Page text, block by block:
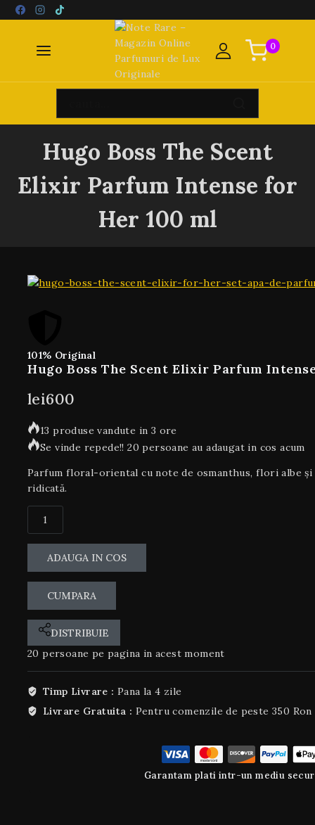
0
Hugo Boss The Scent
Elixir Parfum Intense for
Her 100 ml
101% Original
Hugo Boss The Scent Elixir Parfum
lei600
13 produse vandute in 3 ore
Se vinde repede!! 20 persoane au adaugat in cos acum
Parfum floral-oriental cu note de osmanthus, flori albe și
ridicată.
ADAUGA IN COS
CUMPARA
DISTRIBUIE
20 persoane pe pagina in acest moment
Timp Livrare : Pana la 4 zile
Livrare Gratuita : Pentru comenzile de peste 350 Ron
Garantam plati intr-un mediu